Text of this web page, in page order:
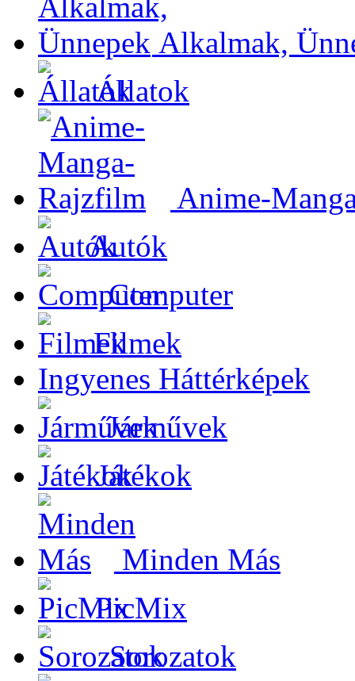
Alkalmak,
Állatok
Anime-
Autók
Computer
Filmek
Ingyenes Háttérképek
Járművek
Játékok
Minden Más
PicMix
Sorozatok